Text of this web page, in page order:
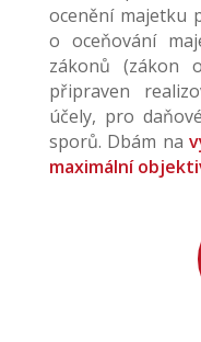
ocenění majetku
o oceňování
zákonů (zákon
připraven
účely, pro
sporů. Dbám na
maximální